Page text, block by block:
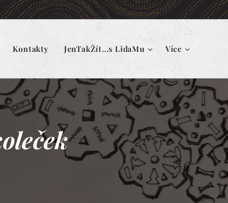
Kontakty JenTakŽít...s LidaMu Více